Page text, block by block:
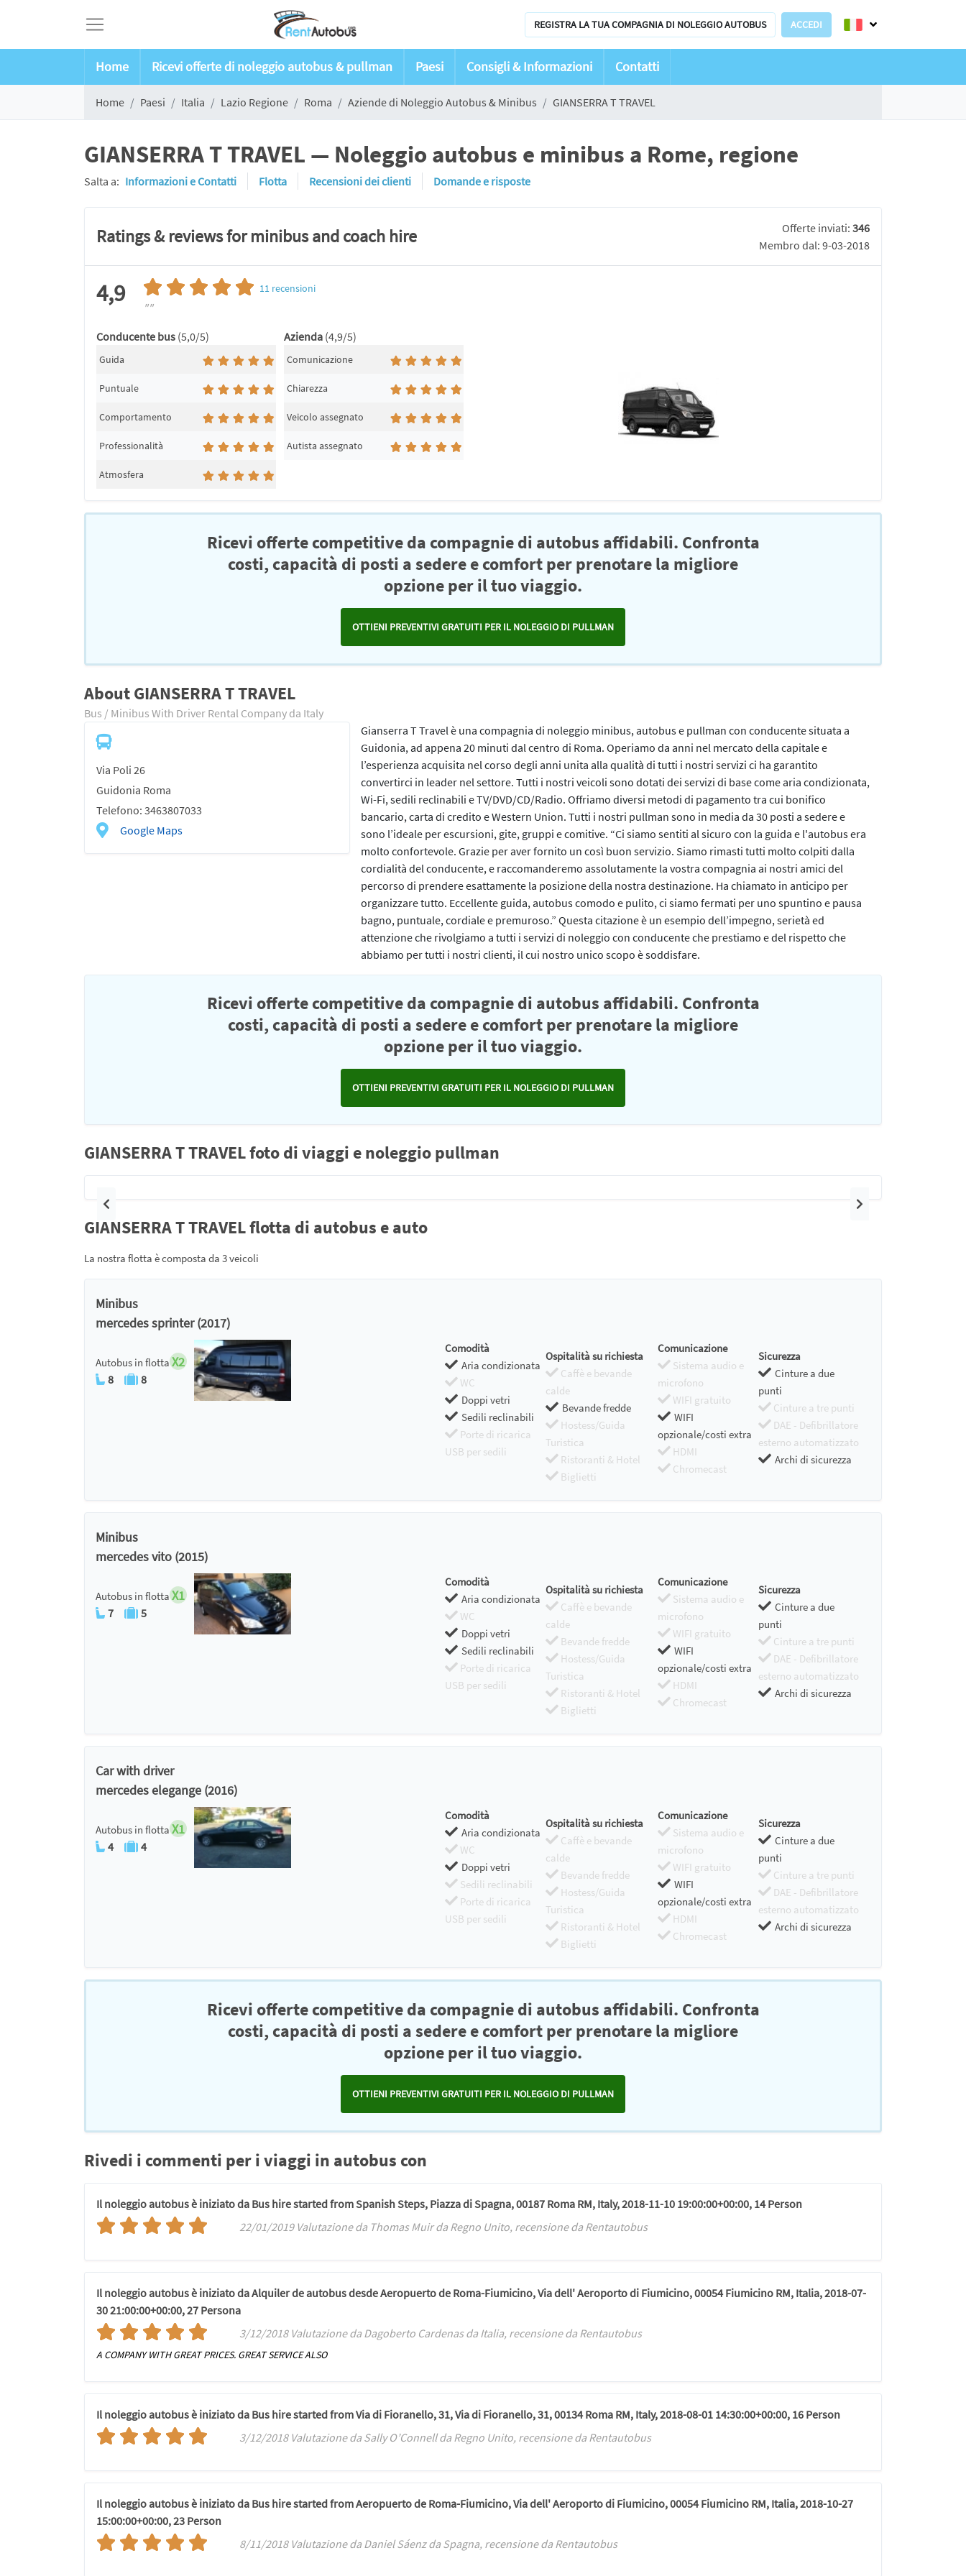
REGISTRA LA TUA COMPAGNIA DI NOLEGGIO AUTOBUS ACCEDI
Home Ricevi offerte di noleggio autobus & pullman Paesi Consigli & Informazioni Contatti
Home Paesi Italia Lazio Regione Roma Aziende di Noleggio Autobus & Minibus GIANSERRA T TRAVEL
GIANSERRA T TRAVEL — Noleggio autobus e minibus a Rome, regione
Salta a: Informazioni e Contatti Flotta Recensioni dei clienti Domande e risposte
Ratings & reviews for minibus and coach hire Offerte inviati: 346
Membro dal: 9-03-2018
4,9 11 recensioni
""
Conducente bus (5,0/5)
Guida
Puntuale
Comportamento
Professionalità
Atmosfera
Azienda(4,9/5)
Comunicazione
Chiarezza
Veicolo assegnato
Autista assegnato
Ricevi offerte competitive da compagnie di autobus affidabili. Confronta
costi, capacità di posti a sedere e comfort per prenotare la migliore
opzione per il tuo viaggio.
OTTIENI PREVENTIVI GRATUITI PER IL NOLEGGIO DI PULLMAN
About GIANSERRA T TRAVEL
Bus / Minibus With Driver Rental Company da Italy
Via Poli 26
Guidonia Roma
Telefono: 3463807033
Google Maps
Gianserra T Travel è una compagnia di noleggio minibus, autobus e pullman con conducente situata a
Guidonia, ad appena 20 minuti dal centro di Roma. Operiamo da anni nel mercato della capitale e
l’esperienza acquisita nel corso degli anni unita alla qualità di tutti i nostri servizi ci ha garantito
convertirci in leader nel settore. Tutti i nostri veicoli sono dotati dei servizi di base come aria condizionata,
Wi-Fi, sedili reclinabili e TV/DVD/CD/Radio. Offriamo diversi metodi di pagamento tra cui bonifico
bancario, carta di credito e Western Union. Tutti i nostri pullman sono in media da 30 posti a sedere e
sono l’ideale per escursioni, gite, gruppi e comitive. “Ci siamo sentiti al sicuro con la guida e l'autobus era
molto confortevole. Grazie per aver fornito un così buon servizio. Siamo rimasti tutti molto colpiti dalla
cordialità del conducente, e raccomanderemo assolutamente la vostra compagnia ai nostri amici del
percorso di prendere esattamente la posizione della nostra destinazione. Ha chiamato in anticipo per
organizzare tutto. Eccellente guida, autobus comodo e pulito, ci siamo fermati per uno spuntino e pausa
bagno, puntuale, cordiale e premuroso.” Questa citazione è un esempio dell’impegno, serietà ed
attenzione che rivolgiamo a tutti i servizi di noleggio con conducente che prestiamo e del rispetto che
abbiamo per tutti i nostri clienti, il cui nostro unico scopo è soddisfare.
Ricevi offerte competitive da compagnie di autobus affidabili. Confronta
costi, capacità di posti a sedere e comfort per prenotare la migliore
opzione per il tuo viaggio.
OTTIENI PREVENTIVI GRATUITI PER IL NOLEGGIO DI PULLMAN
GIANSERRA T TRAVEL foto di viaggi e noleggio pullman
Precedente Prossimo
GIANSERRA T TRAVEL flotta di autobus e auto
La nostra flotta è composta da 3 veicoli
Minibus
mercedes sprinter (2017)
Autobus in flotta X2
8 8
Comodità
Aria condizionata
WC
Doppi vetri
Sedili reclinabili
Porte di ricarica
USB per sedili
Ospitalità su richiesta
Caffè e bevande
calde
Bevande fredde
Hostess/Guida
Turistica
Ristoranti & Hotel
Biglietti
Comunicazione
Sistema audio e
microfono
WIFI gratuito
WIFI
opzionale/costi extra
HDMI
Chromecast
Sicurezza
Cinture a due
punti
Cinture a tre punti
DAE - Defibrillatore
esterno automatizzato
Archi di sicurezza
Minibus
mercedes vito (2015)
Autobus in flotta X1
7 5
Comodità
Aria condizionata
WC
Doppi vetri
Sedili reclinabili
Porte di ricarica
USB per sedili
Ospitalità su richiesta
Caffè e bevande
calde
Bevande fredde
Hostess/Guida
Turistica
Ristoranti & Hotel
Biglietti
Comunicazione
Sistema audio e
microfono
WIFI gratuito
WIFI
opzionale/costi extra
HDMI
Chromecast
Sicurezza
Cinture a due
punti
Cinture a tre punti
DAE - Defibrillatore
esterno automatizzato
Archi di sicurezza
Car with driver
mercedes elegange (2016)
Autobus in flotta X1
4 4
Comodità
Aria condizionata
WC
Doppi vetri
Sedili reclinabili
Porte di ricarica
USB per sedili
Ospitalità su richiesta
Caffè e bevande
calde
Bevande fredde
Hostess/Guida
Turistica
Ristoranti & Hotel
Biglietti
Comunicazione
Sistema audio e
microfono
WIFI gratuito
WIFI
opzionale/costi extra
HDMI
Chromecast
Sicurezza
Cinture a due
punti
Cinture a tre punti
DAE - Defibrillatore
esterno automatizzato
Archi di sicurezza
Ricevi offerte competitive da compagnie di autobus affidabili. Confronta
costi, capacità di posti a sedere e comfort per prenotare la migliore
opzione per il tuo viaggio.
OTTIENI PREVENTIVI GRATUITI PER IL NOLEGGIO DI PULLMAN
Rivedi i commenti per i viaggi in autobus con
Il noleggio autobus è iniziato da Bus hire started from Spanish Steps, Piazza di Spagna, 00187 Roma RM, Italy, 2018-11-10 19:00:00+00:00, 14 Person
22/01/2019 Valutazione da Thomas Muir da Regno Unito, recensione da Rentautobus
Il noleggio autobus è iniziato da Alquiler de autobus desde Aeropuerto de Roma-Fiumicino, Via dell' Aeroporto di Fiumicino, 00054 Fiumicino RM, Italia, 2018-07-
30 21:00:00+00:00, 27 Persona
3/12/2018 Valutazione da Dagoberto Cardenas da Italia, recensione da Rentautobus
A COMPANY WITH GREAT PRICES. GREAT SERVICE ALSO
Il noleggio autobus è iniziato da Bus hire started from Via di Fioranello, 31, Via di Fioranello, 31, 00134 Roma RM, Italy, 2018-08-01 14:30:00+00:00, 16 Person
3/12/2018 Valutazione da Sally O’Connell da Regno Unito, recensione da Rentautobus
Il noleggio autobus è iniziato da Bus hire started from Aeropuerto de Roma-Fiumicino, Via dell' Aeroporto di Fiumicino, 00054 Fiumicino RM, Italia, 2018-10-27
15:00:00+00:00, 23 Person
8/11/2018 Valutazione da Daniel Sáenz da Spagna, recensione da Rentautobus